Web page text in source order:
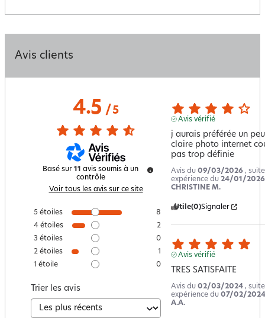
Avis clients
4.5/ 5
Basé sur 11 avis soumis à un
contrôle
Voir tous les avis sur ce site
5 étoiles
8
4 étoiles
2
3 étoiles
0
2 étoiles
1
1 étoile 0
Trier les avis
Avis vérifié
j aurais préférée un
claire photo internet
pas trop définie
Avis du 09/03/2026 ,
expérience du 24/01/2026
CHRISTINE M.
Utile(0)Signaler
Avis vérifié
TRES SATISFAITE
Avis du 02/03/2024 ,
expérience du 07/02/2024
A.A.